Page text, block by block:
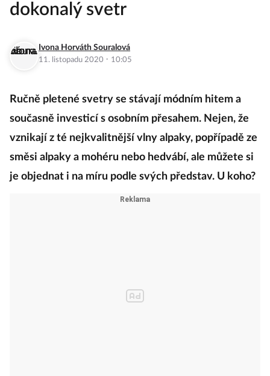
dokonalý svetr
Ivona Horváth Souralová
11. listopadu 2020 · 10:05
Ručně pletené svetry se stávají módním hitem a
současně investicí s osobním přesahem. Nejen, že
vznikají z té nejkvalitnější vlny alpaky, popřípadě ze
směsi alpaky a mohéru nebo hedvábí, ale můžete si
je objednat i na míru podle svých představ. U koho?